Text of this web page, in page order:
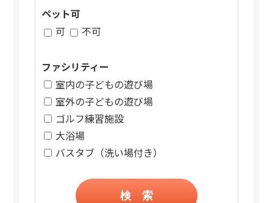
ペット可
可
不可
ファシリティー
室内の子どもの遊び場
室外の子どもの遊び場
ゴルフ練習施設
大浴場
バスタブ（洗い場付き）
検 索